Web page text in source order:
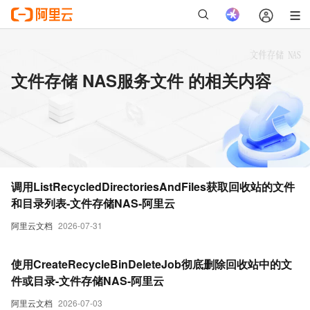
文件存储 NAS服务文件 的相关内容
阿里云文档 2026-07-31
调用ListRecycledDirectoriesAndFiles获取回收站的文件
和目录列表-文件存储NAS-阿里云
阿里云文档 2026-07-03
使用CreateRecycleBinDeleteJob彻底删除回收站中的文
件或目录-文件存储NAS-阿里云